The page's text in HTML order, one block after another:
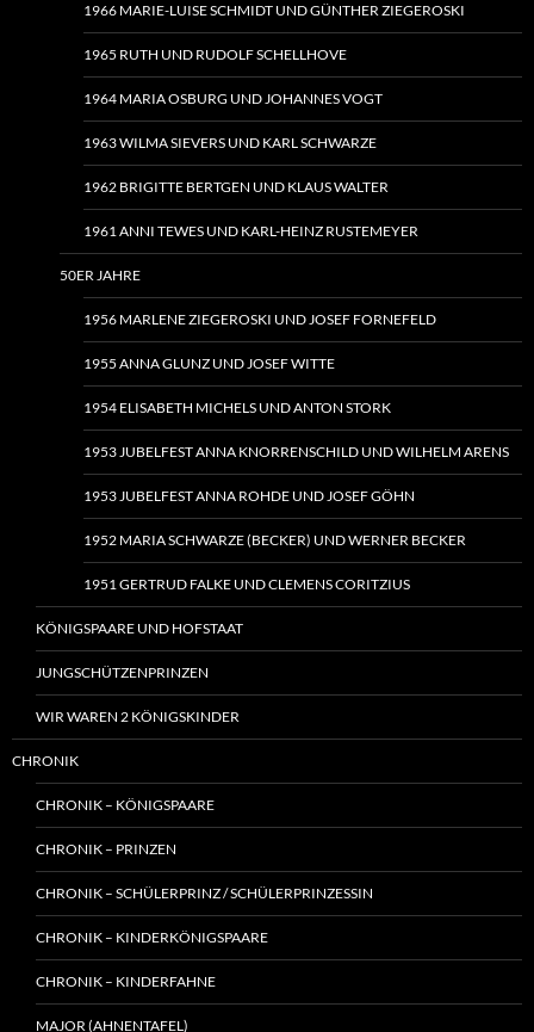
1966 MARIE-LUISE SCHMIDT UND GÜNTHER ZIEGEROSKI
1965 RUTH UND RUDOLF SCHELLHOVE
1964 MARIA OSBURG UND JOHANNES VOGT
1963 WILMA SIEVERS UND KARL SCHWARZE
1962 BRIGITTE BERTGEN UND KLAUS WALTER
1961 ANNI TEWES UND KARL-HEINZ RUSTEMEYER
50ER JAHRE
1956 MARLENE ZIEGEROSKI UND JOSEF FORNEFELD
1955 ANNA GLUNZ UND JOSEF WITTE
1954 ELISABETH MICHELS UND ANTON STORK
1953 JUBELFEST ANNA KNORRENSCHILD UND WILHELM ARENS
1953 JUBELFEST ANNA ROHDE UND JOSEF GÖHN
1952 MARIA SCHWARZE (BECKER) UND WERNER BECKER
1951 GERTRUD FALKE UND CLEMENS CORITZIUS
KÖNIGSPAARE UND HOFSTAAT
JUNGSCHÜTZENPRINZEN
WIR WAREN 2 KÖNIGSKINDER
CHRONIK
CHRONIK – KÖNIGSPAARE
CHRONIK – PRINZEN
CHRONIK – SCHÜLERPRINZ / SCHÜLERPRINZESSIN
CHRONIK – KINDERKÖNIGSPAARE
CHRONIK – KINDERFAHNE
MAJOR (AHNENTAFEL)